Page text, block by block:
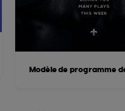
Modèle de programme